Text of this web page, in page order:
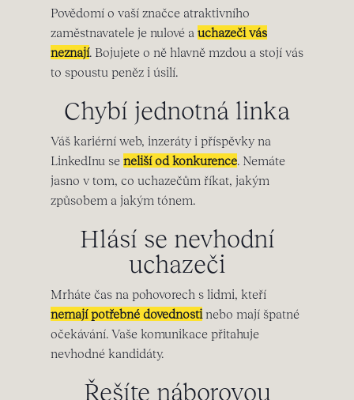
Povědomí o vaší značce atraktivního
zaměstnavatele je nulové a uchazeči vás
neznají. Bojujete o ně hlavně mzdou a stojí vás
to spoustu peněz i úsilí.
Chybí jednotná linka
Váš kariérní web, inzeráty i příspěvky na
LinkedInu se neliší od konkurence. Nemáte
jasno v tom, co uchazečům říkat, jakým
způsobem a jakým tónem.
Hlásí se nevhodní
uchazeči
Mrháte čas na pohovorech s lidmi, kteří
nemají potřebné dovednosti nebo mají špatné
očekávání. Vaše komunikace přitahuje
nevhodné kandidáty.
Řešíte náborovou